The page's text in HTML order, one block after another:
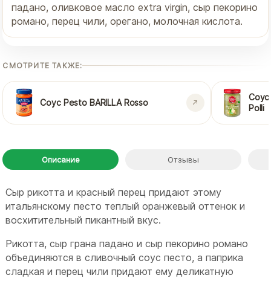
падано, оливковое масло extra virgin, сыр пекорино
романо, перец чили, орегано, молочная кислота.
СМОТРИТЕ ТАКЖЕ:
Соус Pesto BARILLA Rosso
Соус
Polli
Описание Отзывы
Сыр рикотта и красный перец придают этому
итальянскому песто теплый оранжевый оттенок и
восхитительный пикантный вкус.
Рикотта, сыр грана падано и сыр пекорино романо
объединяются в сливочный соус песто, а паприка
сладкая и перец чили придают ему деликатную